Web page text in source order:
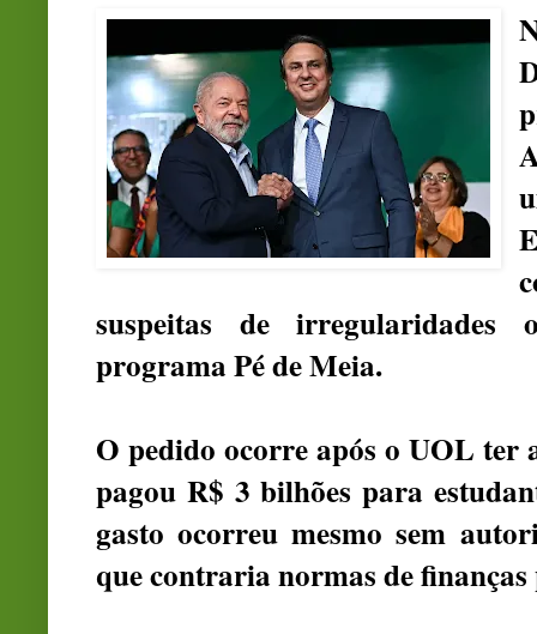
suspeitas de irregularidades
programa Pé de Meia.
O pedido ocorre após o UOL ter
pagou R$ 3 bilhões para
gasto ocorreu mesmo sem
que contraria normas de